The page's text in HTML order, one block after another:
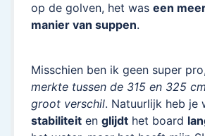
op de golven, het was een
manier van suppen.
Misschien ben ik geen super pro,
merkte tussen de 315 en 325
groot verschil. Natuurlijk heb je
stabiliteit en glijdt het board